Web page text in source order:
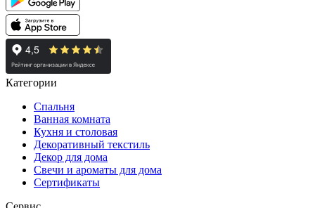
Категории
Спальня
Ванная комната
Кухня и столовая
Декоративный текстиль
Декор для дома
Свечи и ароматы для дома
Сертификаты